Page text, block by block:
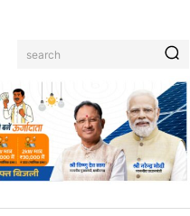
search